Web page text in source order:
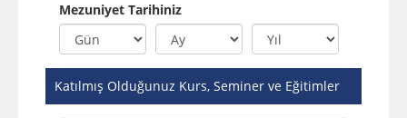
Mezuniyet Tarihiniz
Katılmış Olduğunuz Kurs, Seminer ve Eğitimler